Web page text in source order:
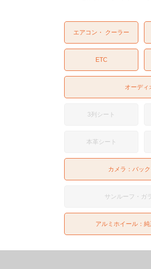
エアコン・ クーラー
ETC
オーディ
3列シート
本革シート
カメラ： バック
サンルーフ・ガ
アルミホイール：